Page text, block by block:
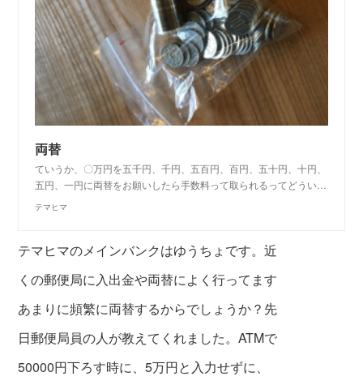
両替
ていうか、〇万円を五千円、千円、五百円、百円、五十円、十円、
五円、一円に両替をお願いしたら手数料って取られるってどうい…
テマヒマ
テマヒマのメインバンクはゆうちょです。近
くの郵便局に入出金や両替によく行ってます
あまりに頻繁に両替するからでしょうか？先
日郵便局員の人が教えてくれました。ATMで
50000円下ろす時に、5万円と入力せずに、